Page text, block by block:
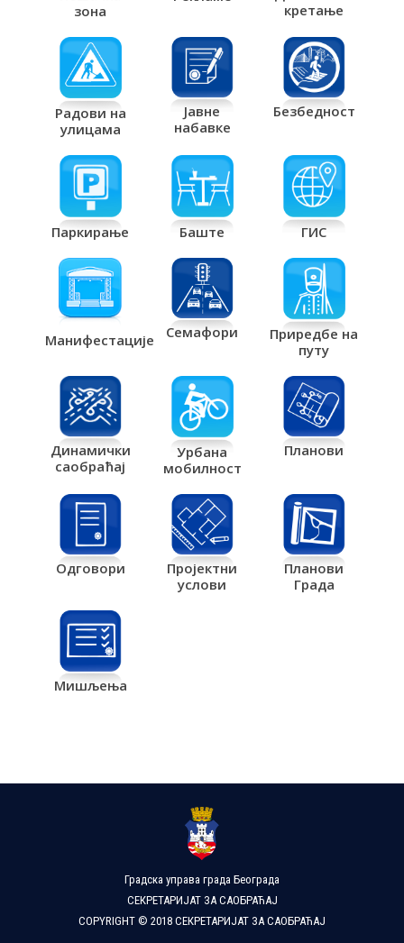
зона
кретање
Радови на
улицама
Јавне
набавке
Безбедност
Паркирање Баште ГИС
Манифестације Семафори
Приредбе на
путу
Динамички
саобраћај
Урбана
мобилност
Планови
Одговори
Пројектни
услови
Планови
Града
Мишљења
Градска управа града Београда
СЕКРЕТАРИЈАТ ЗА САОБРАЋАЈ
COPYRIGHT © 2018 СЕКРЕТАРИЈАТ ЗА САОБРАЋАЈ